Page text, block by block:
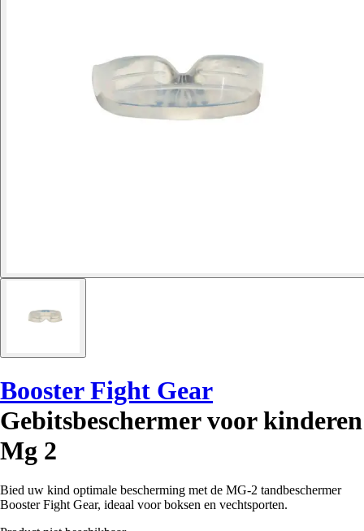
Booster Fight Gear
Gebitsbeschermer voor kinderen
Mg 2
Bied uw kind optimale bescherming met de MG-2 tandbeschermer
Booster Fight Gear, ideaal voor boksen en vechtsporten.